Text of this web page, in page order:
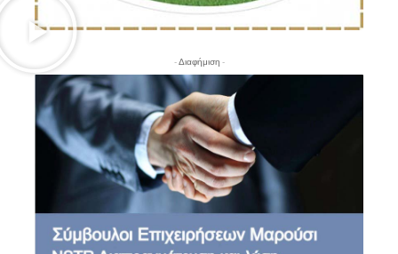
- Διαφήμιση -